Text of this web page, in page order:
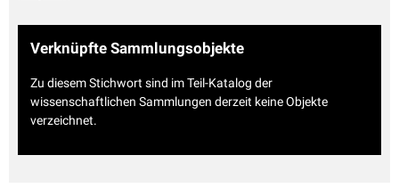
Verknüpfte Sammlungsobjekte
Zu diesem Stichwort sind im Teil-Katalog der
wissenschaftlichen Sammlungen derzeit keine Objekte
verzeichnet.